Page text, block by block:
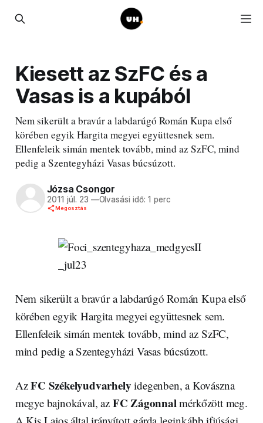
Kiesett az SzFC és a
Vasas is a kupából
Nem sikerült a bravúr a labdarúgó Román Kupa első
körében egyik Hargita megyei együttesnek sem.
Ellenfeleik simán mentek tovább, mind az SzFC, mind
pedig a Szentegyházi Vasas búcsúzott.
Józsa Csongor
2011 júl. 23 —Olvasási idő: 1 perc
Megosztás
Nem sikerült a bravúr a labdarúgó Román Kupa első
körében egyik Hargita megyei együttesnek sem.
Ellenfeleik simán mentek tovább, mind az SzFC,
mind pedig a Szentegyházi Vasas búcsúzott.
AzFC Székelyudvarhely idegenben, a Kovászna
megye bajnokával, az FC Zágonnalmérkőzött meg.